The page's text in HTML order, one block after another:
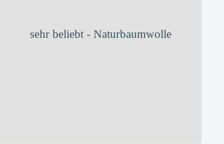
sehr beliebt - Naturbaumwolle